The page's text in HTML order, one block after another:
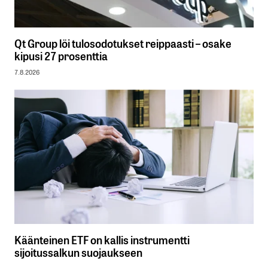
Qt Group löi tulosodotukset reippaasti – osake
kipusi 27 prosenttia
7.8.2026
Käänteinen ETF on kallis instrumentti
sijoitussalkun suojaukseen